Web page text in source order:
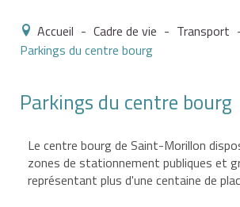
Accueil - Cadre de vie - Transport
Parkings du centre bourg
Parkings du centre bourg
Le centre bourg de Saint-Morillon
zones de stationnement publiques et
représentant plus d'une centaine de